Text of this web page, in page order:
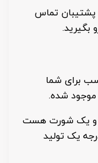
پشتیبان تماس
بگیرید.
برای شما
موجود شده.
و یک شورت هست
یک تولید